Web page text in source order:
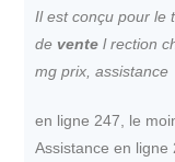
Il est conçu pour le
de vente l rection
mg prix, assistance
en ligne 247, le
Assistance en